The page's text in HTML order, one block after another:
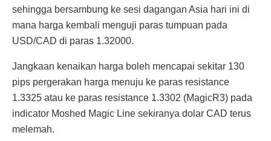
sehingga bersambung ke sesi dagangan Asia hari ini di
mana harga kembali menguji paras tumpuan pada
USD/CAD di paras 1.32000.
Jangkaan kenaikan harga boleh mencapai sekitar 130
pips pergerakan harga menuju ke paras resistance
1.3325 atau ke paras resistance 1.3302 (MagicR3) pada
indicator Moshed Magic Line sekiranya dolar CAD terus
melemah.